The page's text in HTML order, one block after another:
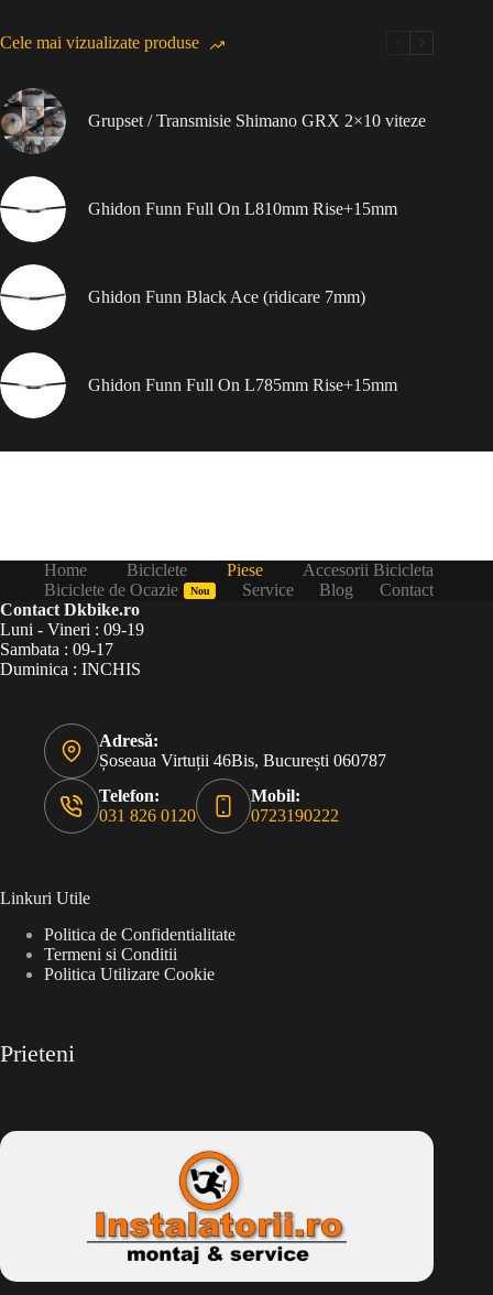
Cele mai vizualizate produse
Grupset / Transmisie Shimano GRX 2×10 viteze
Ghidon Funn Full On L810mm Rise+15mm
Ghidon Funn Black Ace (ridicare 7mm)
Ghidon Funn Full On L785mm Rise+15mm
Home Biciclete Piese
Accesorii Bicicleta
Biciclete de Ocazie
Nou Service Blog
Contact
Contact Dkbike.ro
Luni - Vineri : 09-19
Sambata : 09-17
Duminica : INCHIS
Adresă:
Șoseaua Virtuții 46Bis, București 060787
Telefon:
031 826 0120
Mobil:
0723190222
Linkuri Utile
Politica de Confidentialitate
Termeni si Conditii
Politica Utilizare Cookie
Prieteni